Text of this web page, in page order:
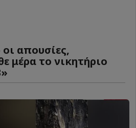
οι απουσίες,
μέρα το νικητήριο